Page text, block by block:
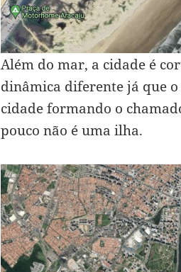
Além do mar, a cidade é
dinâmica diferente já que
cidade formando o
pouco não é uma ilha.